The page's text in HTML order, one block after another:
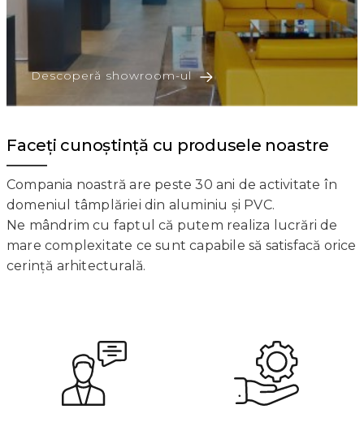
Descoperă showroom-ul
Faceți cunoștință cu produsele noastre
Compania noastră are peste 30 ani de activitate în
domeniul tâmplăriei din aluminiu și PVC.
Ne mândrim cu faptul că putem realiza lucrări de
mare complexitate ce sunt capabile să satisfacă orice
cerință arhitecturală.